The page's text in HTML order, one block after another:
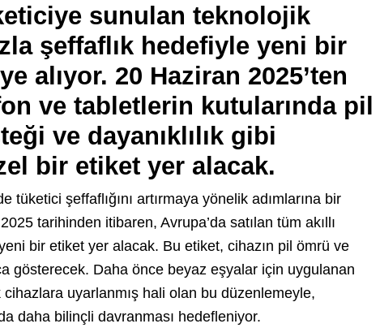
sunulan teknolojik
şeffaflık hedefiyle yeni bir
alıyor. 20 Haziran 2025’ten
ve tabletlerin kutularında pil
ve dayanıklılık gibi
bir etiket yer alacak.
şeffaflığını artırmaya yönelik adımlarına bir
tarihinden itibaren, Avrupa’da satılan tüm akıllı
bir etiket yer alacak. Bu etiket, cihazın pil ömrü ve
gösterecek. Daha önce beyaz eşyalar için uygulanan
uyarlanmış hali olan bu düzenlemeyle,
daha bilinçli davranması hedefleniyor.